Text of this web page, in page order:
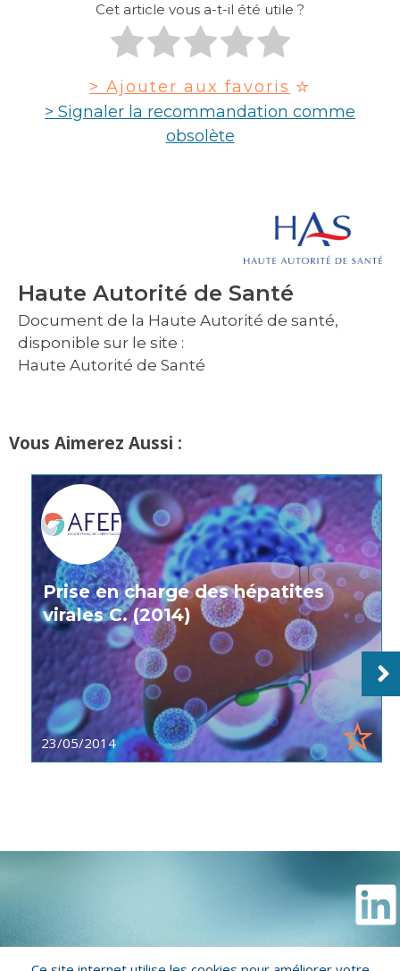
Cet article vous a-t-il été utile ?
> Ajouter aux favoris
> Signaler la recommandation comme
obsolète
Haute Autorité de Santé
Document de la Haute Autorité de santé,
disponible sur le site :
Haute Autorité de Santé
Vous Aimerez Aussi :
Prise en charge des hépatites
virales C. (2014)
23/05/2014